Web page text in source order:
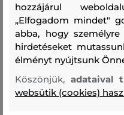
MOSÁS
hozzájárul
„Elfogadom mindet"
abba, hogy
hirdetéseket
élményt nyújtsunk
Köszönjük, adataival
websütik (cookies)